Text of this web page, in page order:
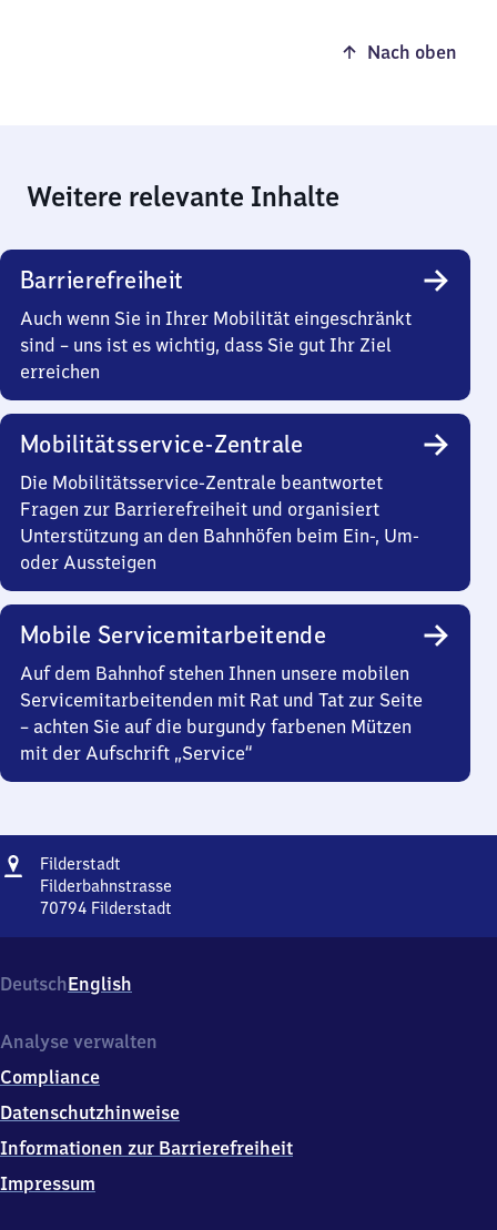
Nach oben
Weitere relevante Inhalte
Barrierefreiheit
Auch wenn Sie in Ihrer Mobilität eingeschränkt
sind – uns ist es wichtig, dass Sie gut Ihr Ziel
erreichen
Mobilitätsservice-Zentrale
Die Mobilitätsservice-Zentrale beantwortet
Fragen zur Barrierefreiheit und organisiert
Unterstützung an den Bahnhöfen beim Ein-, Um-
oder Aussteigen
Mobile Servicemitarbeitende
Auf dem Bahnhof stehen Ihnen unsere mobilen
Servicemitarbeitenden mit Rat und Tat zur Seite
– achten Sie auf die burgundy farbenen Mützen
mit der Aufschrift „Service“
Adresse
Filderstadt
Filderbahnstrasse
70794 Filderstadt
7
0
9
Filderstadt
DeutschEnglish
Analyse verwalten
Compliance
Datenschutzhinweise
Informationen zur Barrierefreiheit
Impressum